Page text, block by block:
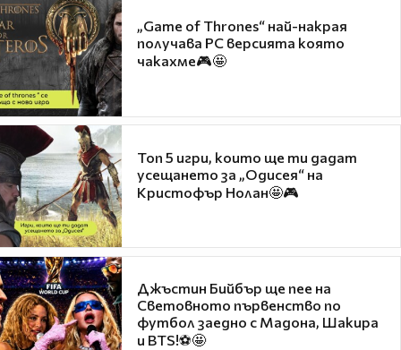
„Game of Thrones“ най-накрая
получава PC версията която
чакахме🎮🤩
Топ 5 игри, които ще ти дадат
усещането за „Одисея“ на
Кристофър Нолан🤩🎮
Джъстин Бийбър ще пее на
Световното първенство по
футбол заедно с Мадона, Шакира
и BTS!⚽🤩